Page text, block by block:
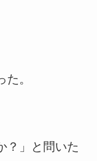
。
？」と問いた